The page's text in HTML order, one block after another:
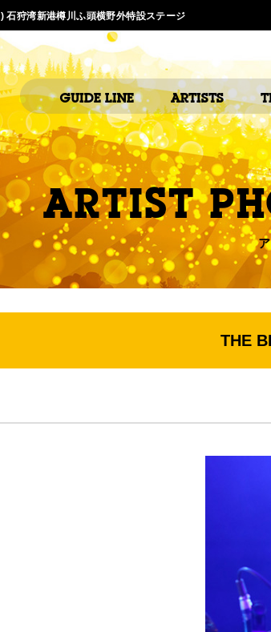
狩湾新港樽川ふ頭横野外特設ステージ
GUIDE LINE ARTISTS
ARTIST
THE